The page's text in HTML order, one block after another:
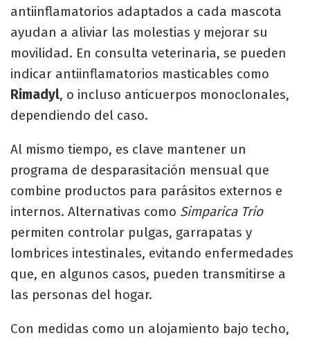
antiinflamatorios adaptados a cada mascota
ayudan a aliviar las molestias y mejorar su
movilidad. En consulta veterinaria, se pueden
indicar antiinflamatorios masticables como
Rimadyl, o incluso anticuerpos monoclonales,
dependiendo del caso.
Al mismo tiempo, es clave mantener un
programa de desparasitación mensual que
combine productos para parásitos externos e
internos. Alternativas como Simparica Trio
permiten controlar pulgas, garrapatas y
lombrices intestinales, evitando enfermedades
que, en algunos casos, pueden transmitirse a
las personas del hogar.
Con medidas como un alojamiento bajo techo,